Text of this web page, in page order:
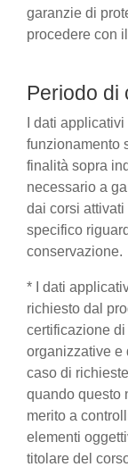
garanzie di
procedere con
Periodo di
I dati
funzionamento
finalità sopra
necessario a
dai corsi
specifico
conservazione.
* I dati
richiesto dal
certificazione
organizzative e
caso di
quando questo
merito a
elementi
titolare del